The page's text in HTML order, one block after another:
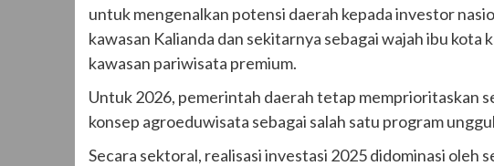
untuk mengenalkan potensi daerah kepada investor
kawasan Kalianda dan sekitarnya sebagai wajah ibu
kawasan pariwisata premium.
Untuk 2026, pemerintah daerah tetap memprioritaskan
konsep agroeduwisata sebagai salah satu program
Secara sektoral, realisasi investasi 2025 didominasi oleh